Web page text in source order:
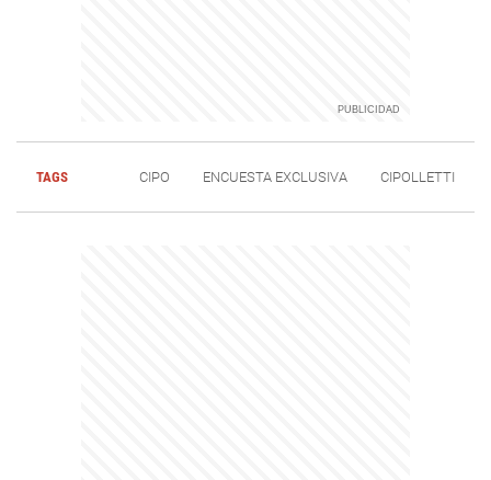
TAGS CIPO ENCUESTA EXCLUSIVA CIPOLLETTI